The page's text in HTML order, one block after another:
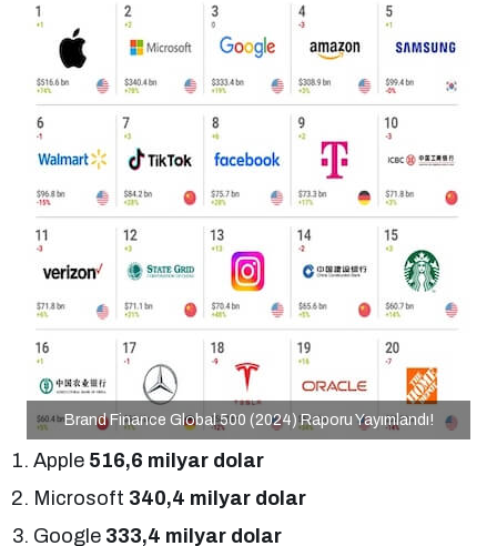
Brand Finance Global 500 (2024) Raporu Yayımlandı!
Apple 516,6 milyar dolar
Microsoft 340,4 milyar dolar
Google 333,4 milyar dolar